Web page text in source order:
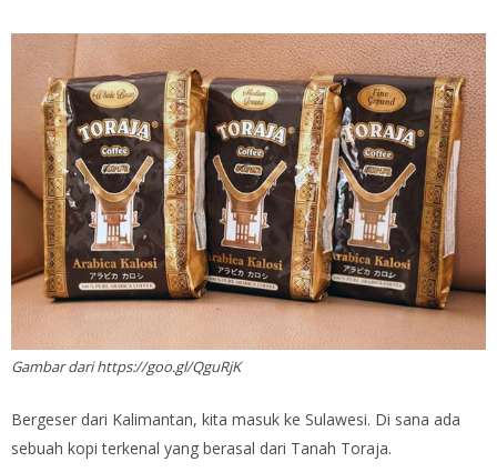
Gambar dari https://goo.gl/QguRjK
Bergeser dari Kalimantan, kita masuk ke Sulawesi. Di sana ada
sebuah kopi terkenal yang berasal dari Tanah Toraja.